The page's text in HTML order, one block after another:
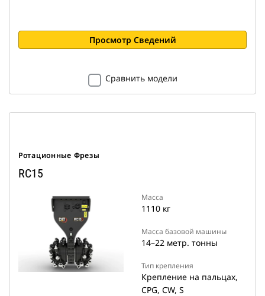
Просмотр Сведений
Сравнить модели
Ротационные Фрезы
RC15
Масса
1110 кг
Масса базовой машины
14–22 метр. тонны
Тип крепления
Крепление на пальцах,
CPG, CW, S